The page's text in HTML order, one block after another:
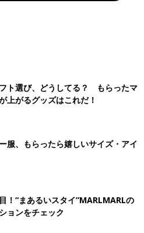
ト選び、どうしてる？ もらったマ
上がるグッズはこれだ！
服、もらったら嬉しいサイズ・アイ
！“まあるいスタイ”MARLMARLの
ョンをチェック